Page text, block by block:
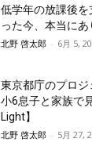
低学年の放課後
った今、本当に
北野 啓太郎 - 6月 5,
東京都庁のプロジ
小6息子と家族で
Light】
北野 啓太郎 - 5月 27,